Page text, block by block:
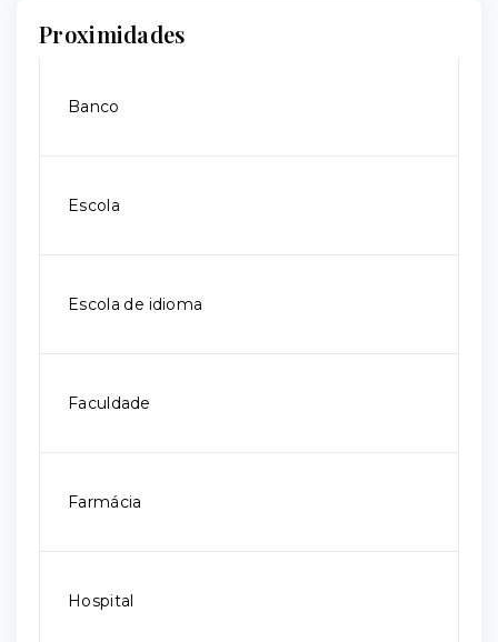
Proximidades
Banco
Escola
Escola de idioma
Faculdade
Farmácia
Hospital